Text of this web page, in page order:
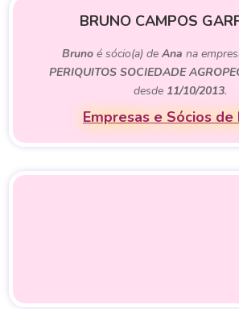
BRUNO CAMPOS
Bruno é sócio(a) de Ana na
PERIQUITOS SOCIEDADE
desde 11/10/2013.
Empresas e Sócios de